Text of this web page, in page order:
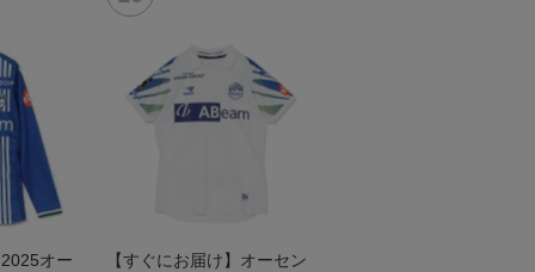
オー
【すぐにお届け】オーセン